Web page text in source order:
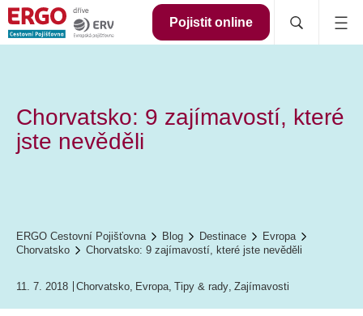
Pojistit online
Chorvatsko: 9 zajímavostí, které
jste nevěděli
ERGO Cestovní Pojišťovna Blog Destinace
Evropa
Chorvatsko
Chorvatsko: 9 zajímavostí, které jste nevěděli
11. 7. 2018 Chorvatsko, Evropa, Tipy & rady, Zajímavosti